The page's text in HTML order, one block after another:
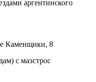
аргентинского
Каменщики, 8
с маэстрос